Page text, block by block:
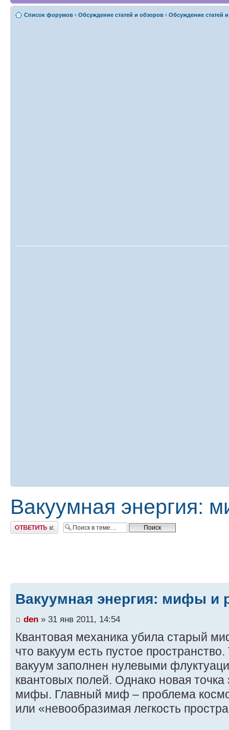
Список форумов ‹ Обсуждение статей и обзоров ‹ Обсуждение статей
Вакуумная энергия:
Ответить
Вакуумная энергия: мифы и
den » 31 янв 2011, 14:54
Квантовая механика убила старый
что вакуум есть пустое
вакуум заполнен нулевыми
квантовых полей. Однако новая
мифы. Главный миф – проблема
или «невообразимая легкость